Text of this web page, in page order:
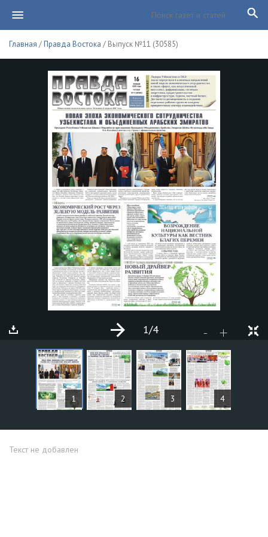
Главная /Правда Востока / Выпуск №11 (30585)
1 2 3 4
- +
1/4
СТАТЬИ
Текст не добавлен